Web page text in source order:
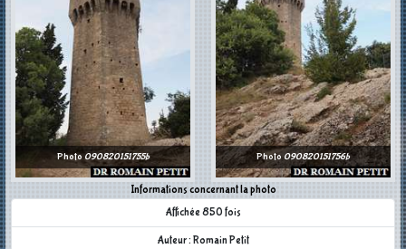
Photo 090820151755b
Informations concernant la photo
Affichée 850 fois
Auteur : Romain Petit
Photo 090820151756b